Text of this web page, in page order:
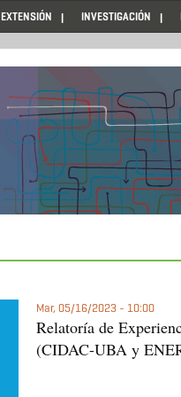
EXTENSIÓN INVESTIGACIÓN
Mar, 05/16/2023 - 10:00
Relatoría de
(CIDAC-UBA y